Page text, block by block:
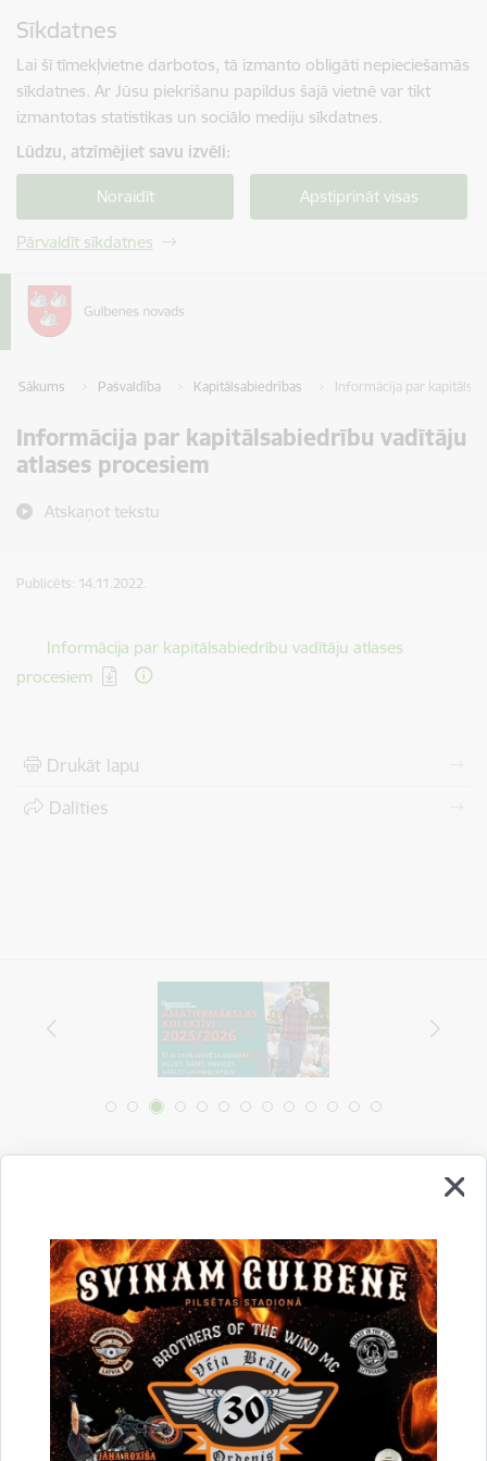
Sīkdatnes
Lai šī tīmekļvietne darbotos, tā izmanto obligāti nepieciešamās
sīkdatnes. Ar Jūsu piekrišanu papildus šajā vietnē var tikt
izmantotas statistikas un sociālo mediju sīkdatnes.
Lūdzu, atzīmējiet savu izvēli:
Noraidīt Apstiprināt visas
Pārvaldīt sīkdatnes
Sākums Pašvaldība Kapitālsabiedrības Informācija par
Informācija par kapitālsabiedrību vadītāju
atlases procesiem
Atskaņot tekstu
Publicēts: 14.11.2022.
Lejupielādēt:
Informācija par kapitālsabiedrību vadītāju atlases
procesiem
Drukāt lapu
Dalīties
Sniegt atsauksmi
Esi pirmais, kurš uzzina!
Piesakies jaunumu saņemšanai savā e-pastā.